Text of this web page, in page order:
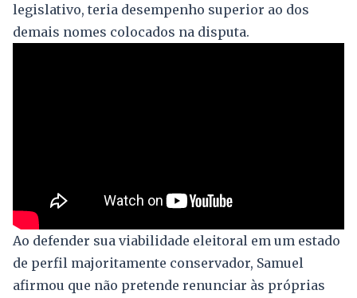
legislativo, teria desempenho superior ao dos
demais nomes colocados na disputa.
Ao defender sua viabilidade eleitoral em um estado
de perfil majoritamente conservador, Samuel
afirmou que não pretende renunciar às próprias